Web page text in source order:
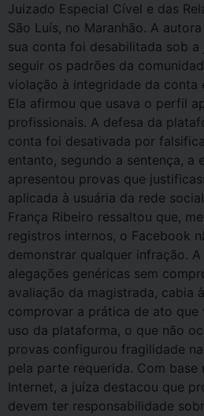
Juizado Especial Cível e das
São Luís, no Maranhão. A
sua conta foi desabilitada sob
seguir os padrões da
violação à integridade da conta
Ela afirmou que usava o perfil
profissionais. A defesa da
conta foi desativada por
entanto, segundo a sentença, a
apresentou provas que
aplicada à usuária da rede
França Ribeiro ressaltou que,
registros internos, o Facebook
demonstrar qualquer infração.
alegações genéricas sem
avaliação da magistrada, cabia
comprovar a prática de ato que
uso da plataforma, o que não
provas configurou fragilidade
pela parte requerida. Com base
Internet, a juíza destacou que
devem ter responsabilidade